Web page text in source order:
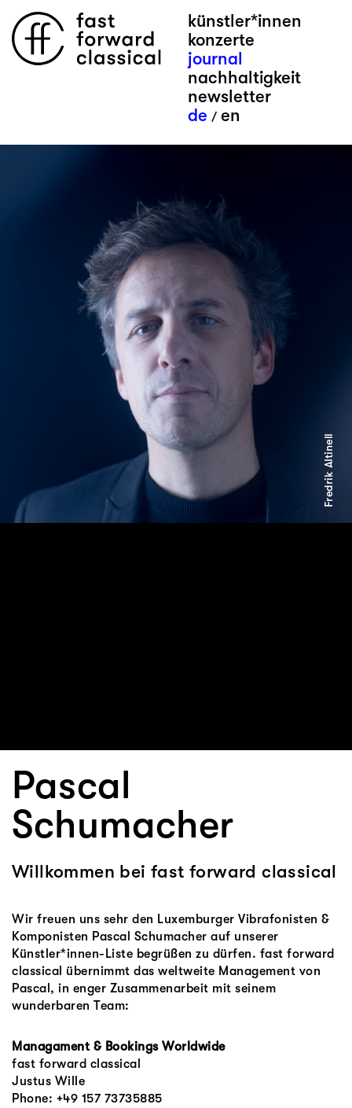
künstler*innen
konzerte
journal
nachhaltigkeit
newsletter
de / en
Fredrik Altinell
Pascal
Schumacher
Willkommen bei fast forward classical
Wir freuen uns sehr den Luxemburger Vibrafonisten &
Komponisten Pascal Schumacher auf unserer
Künstler*innen-Liste begrüßen zu dürfen. fast forward
classical übernimmt das weltweite Management von
Pascal, in enger Zusammenarbeit mit seinem
wunderbaren Team:
Managament & Bookings Worldwide
fast forward classical
Justus Wille
Phone: ‭+49 157 73735885‬